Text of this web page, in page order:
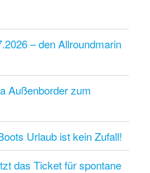
– den Allroundmarin
Außenborder zum
Urlaub ist kein Zufall!
das Ticket für spontane